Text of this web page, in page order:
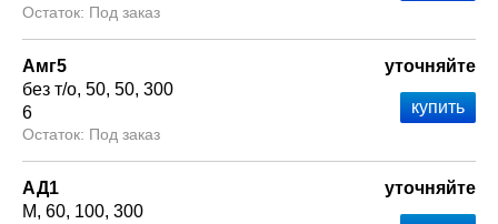
Под заказ
Амг5
без т/о 50 50 300
6
Под заказ
уточняйте
АД1
М 60 100 300
уточняйте